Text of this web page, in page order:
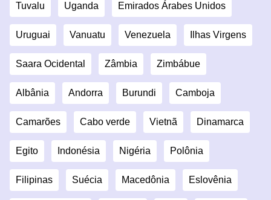
Tuvalu Uganda Emirados Árabes Unidos
Uruguai Vanuatu Venezuela Ilhas Virgens
Saara Ocidental Zâmbia Zimbábue
Albânia Andorra Burundi Camboja
Camarões Cabo verde Vietnã Dinamarca
Egito Indonésia Nigéria Polônia
Filipinas Suécia Macedônia Eslovênia